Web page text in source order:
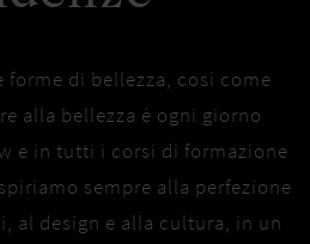
forme di bellezza, così come
alla bellezza è ogni giorno
e in tutti i corsi di formazione
sempre alla perfezione
al design e alla cultura, in un